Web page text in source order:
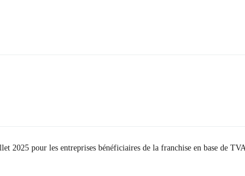
2025 pour les entreprises bénéficiaires de la franchise en base de